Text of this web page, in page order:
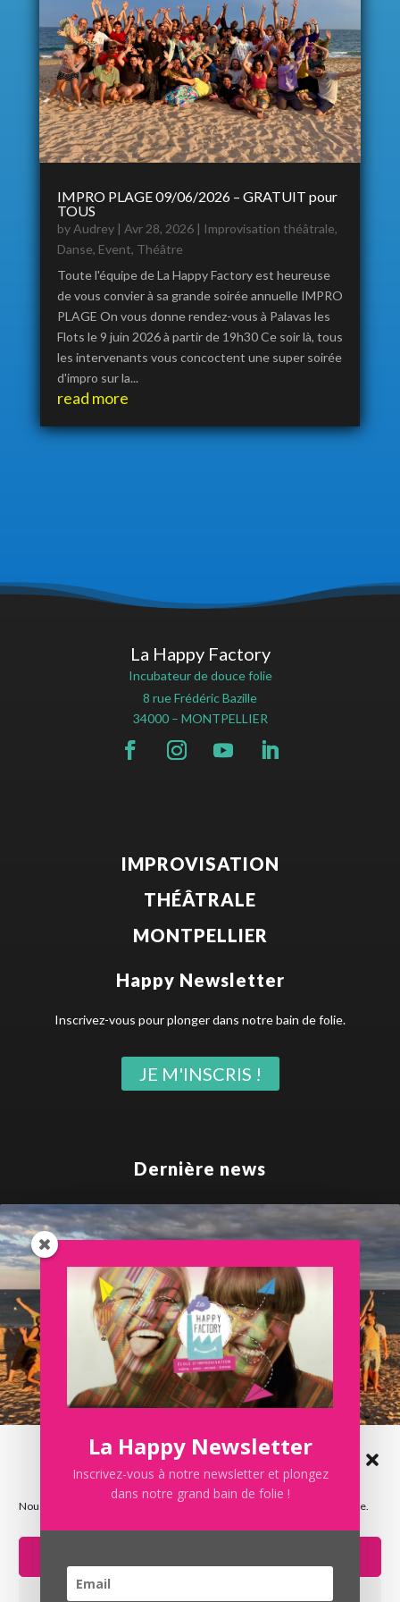
Gérer le consentement aux
cookies
Nous utilisons des cookies pour optimiser notre site web et notre service.
IMPRO PLAGE 09/06/2026 – GRATUIT pour
TOUS
byAudrey| Avr 28, 2026| Improvisation théâtrale,
Danse, Event, Théâtre
Toute l'équipe de La Happy Factory est heureuse
de vous convier à sa grande soirée annuelle IMPRO
PLAGE On vous donne rendez-vous à Palavas les
Flots le 9 juin 2026 à partir de 19h30 Ce soir là, tous
les intervenants vous concoctent une super soirée
d'impro sur la...
read more
La Happy Factory
Incubateur de douce folie
8 rue Frédéric Bazille
34000 – MONTPELLIER
IMPROVISATION
THÉÂTRALE
MONTPELLIER
Happy Newsletter
Inscrivez-vous pour plonger dans notre bain de folie.
JE M'INSCRIS !
Dernière news
SUMMER IMPRO 2026 100% gratuit
La Happy Newsletter
Inscrivez-vous à notre newsletter et plongez
dans notre grand bain de folie !